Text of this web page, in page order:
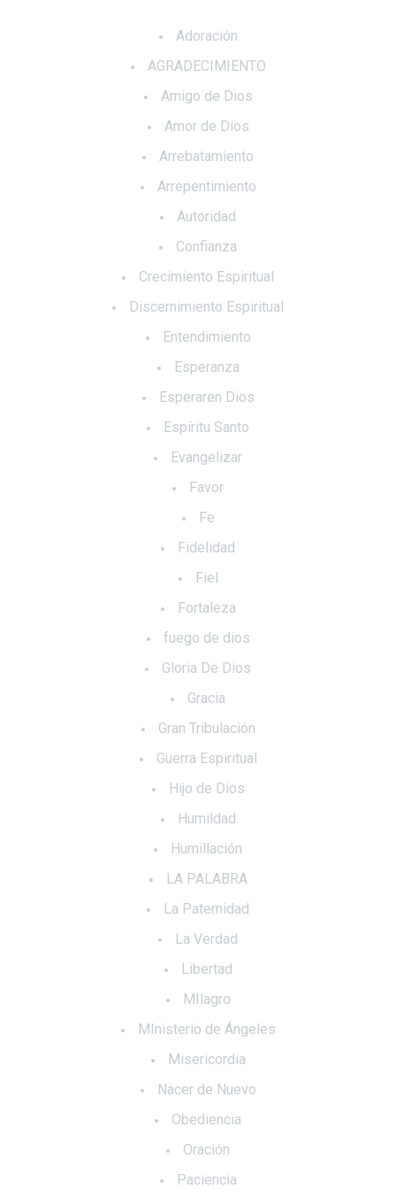
Adoración
AGRADECIMIENTO
Amigo de Dios
Amor de Dios
Arrebatamiento
Arrepentimiento
Autoridad
Confianza
Crecimiento Espiritual
Discernimiento Espiritual
Entendimiento
Esperanza
Esperaren Dios
Espíritu Santo
Evangelizar
Favor
Fe
Fidelidad
Fiel
Fortaleza
fuego de dios
Gloria De Dios
Gracia
Gran Tribulación
Guerra Espiritual
Hijo de Dios
Humildad
Humillación
LA PALABRA
La Paternidad
La Verdad
Libertad
MIlagro
MInisterio de Ángeles
Misericordia
Nacer de Nuevo
Obediencia
Oración
Paciencia